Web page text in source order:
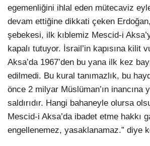
egemenliğini ihlal eden mütecaviz
devam ettiğine dikkati çeken
şebekesi, ilk kıblemiz Mescid-i
kapalı tutuyor. İsrail’in kapısına kilit
Aksa’da 1967’den bu yana ilk kez
edilmedi. Bu kural tanımazlık, bu
önce 2 milyar Müslüman’ın inancına
saldırıdır. Hangi bahaneyle olursa
Mescid-i Aksa’da ibadet etme hakkı
engellenemez, yasaklanamaz.” diye